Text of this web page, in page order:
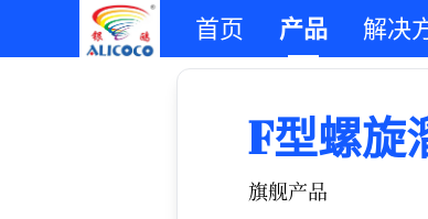
首页 产品 解决
F型螺旋
旗舰产品